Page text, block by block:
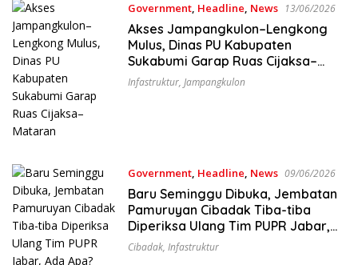
Government, Headline, News 13/06/2026
Akses Jampangkulon–Lengkong
Mulus, Dinas PU Kabupaten
Sukabumi Garap Ruas Cijaksa–
Mataran
Infastruktur, Jampangkulon
Government, Headline, News 09/06/2026
Baru Seminggu Dibuka, Jembatan
Pamuruyan Cibadak Tiba-tiba
Diperiksa Ulang Tim PUPR Jabar,
Ada Apa?
Cibadak, Infastruktur